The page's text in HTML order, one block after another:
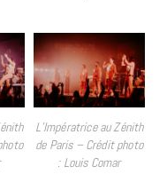
L’Impératrice au Zénith
de Paris – Crédit photo
: Louis Comar